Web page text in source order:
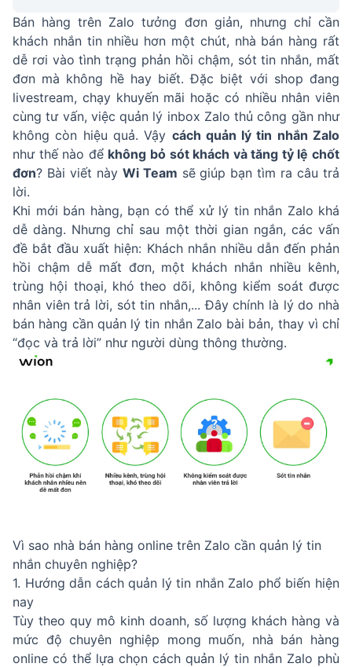
Bán hàng trên Zalo tưởng đơn giản, nhưng chỉ cần
khách nhắn tin nhiều hơn một chút, nhà bán hàng rất
dễ rơi vào tình trạng phản hồi chậm, sót tin nhắn, mất
đơn mà không hề hay biết. Đặc biệt với shop đang
livestream, chạy khuyến mãi hoặc có nhiều nhân viên
cùng tư vấn, việc quản lý inbox Zalo thủ công gần như
không còn hiệu quả. Vậy cách quản lý tin nhắn Zalo
như thế nào để không bỏ sót khách và tăng tỷ lệ chốt
đơn? Bài viết này Wi Team sẽ giúp bạn tìm ra câu trả
lời.
Khi mới bán hàng, bạn có thể xử lý tin nhắn Zalo khá
dễ dàng. Nhưng chỉ sau một thời gian ngắn, các vấn
đề bắt đầu xuất hiện: Khách nhắn nhiều dẫn đến phản
hồi chậm dễ mất đơn, một khách nhắn nhiều kênh,
trùng hội thoại, khó theo dõi, không kiểm soát được
nhân viên trả lời, sót tin nhắn,... Đây chính là lý do nhà
bán hàng cần quản lý tin nhắn Zalo bài bản, thay vì chỉ
“đọc và trả lời” như người dùng thông thường.
Vì sao nhà bán hàng online trên Zalo cần quản lý tin
nhắn chuyên nghiệp?
1. Hướng dẫn cách quản lý tin nhắn Zalo phổ biến hiện
nay
Tùy theo quy mô kinh doanh, số lượng khách hàng và
mức độ chuyên nghiệp mong muốn, nhà bán hàng
online có thể lựa chọn cách quản lý tin nhắn Zalo phù